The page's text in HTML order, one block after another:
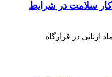
کار سلامت در شرایط